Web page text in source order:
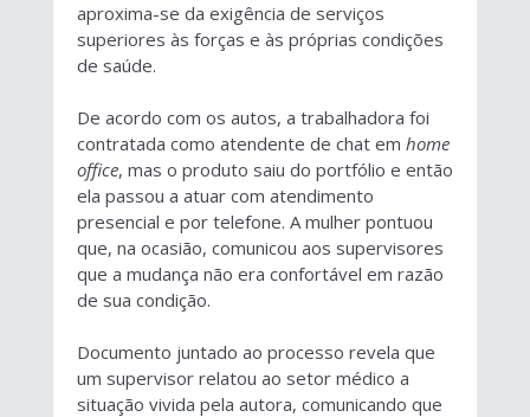
aproxima-se da exigência de serviços
superiores às forças e às próprias condições
de saúde.
De acordo com os autos, a trabalhadora foi
contratada como atendente de chat em home
office, mas o produto saiu do portfólio e então
ela passou a atuar com atendimento
presencial e por telefone. A mulher pontuou
que, na ocasião, comunicou aos supervisores
que a mudança não era confortável em razão
de sua condição.
Documento juntado ao processo revela que
um supervisor relatou ao setor médico a
situação vivida pela autora, comunicando que